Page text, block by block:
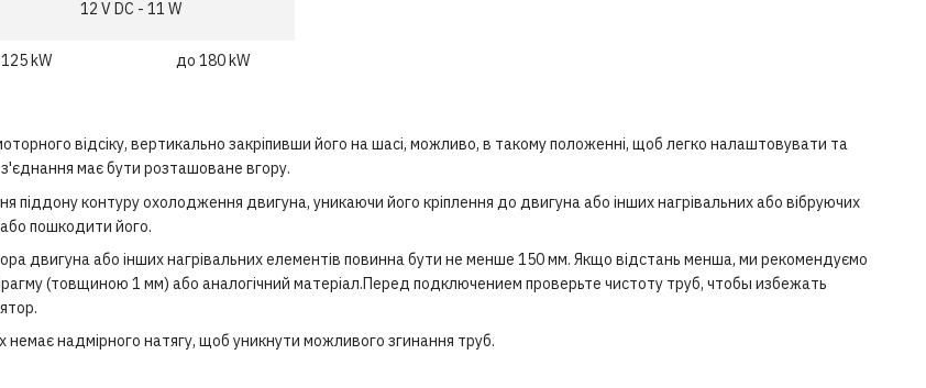
12 V DC - 11 W
kW до 180 kW
відсіку, вертикально закріпивши його на шасі, можливо, в такому положенні, щоб легко налаштовувати та
має бути розташоване вгору.
піддону контуру охолодження двигуна, уникаючи його кріплення до двигуна або інших нагрівальних або вібруючих
пошкодити його.
двигуна або інших нагрівальних елементів повинна бути не менше 150 мм. Якщо відстань менша, ми рекомендуємо
(товщиною 1 мм) або аналогічний матеріал.Перед подключением проверьте чистоту труб, чтобы избежать
надмірного натягу, щоб уникнути можливого згинання труб.